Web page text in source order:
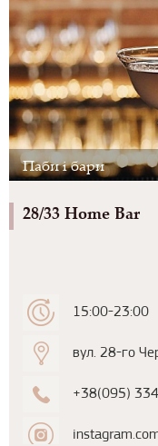
Паби і бари
28/33 Home Bar
15:00-23:00
вул. 28-го
+38(095)